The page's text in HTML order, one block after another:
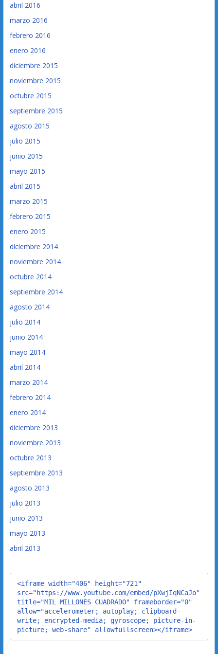
abril 2016
marzo 2016
febrero 2016
enero 2016
diciembre 2015
noviembre 2015
octubre 2015
septiembre 2015
agosto 2015
julio 2015
junio 2015
mayo 2015
abril 2015
marzo 2015
febrero 2015
enero 2015
diciembre 2014
noviembre 2014
octubre 2014
septiembre 2014
agosto 2014
julio 2014
junio 2014
mayo 2014
abril 2014
marzo 2014
febrero 2014
enero 2014
diciembre 2013
noviembre 2013
octubre 2013
septiembre 2013
agosto 2013
julio 2013
junio 2013
mayo 2013
abril 2013
<iframe width="406" height="721"
src="https://www.youtube.com/embed/pXwjIqNCaJo"
title="MIL MILLONES CUADRADO" frameborder="0"
allow="accelerometer; autoplay; clipboard-
write; encrypted-media; gyroscope; picture-in-
picture; web-share" allowfullscreen></iframe>